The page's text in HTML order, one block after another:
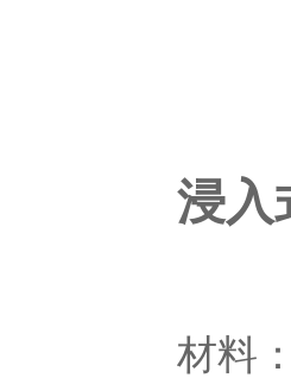
浸入
材料